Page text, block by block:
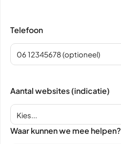
Telefoon
Aantal websites (indicatie)
Kies...
Waar kunnen we mee helpen?